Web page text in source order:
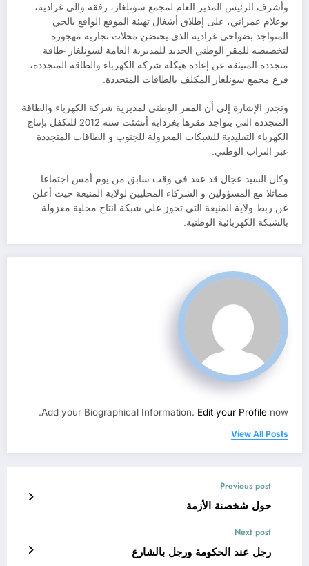
وأشرف الرئيس المدير العام لمجمع سونلغاز، رفقة والي غرادية،
بوعلام عمراني، على إطلاق أشغال تهيئة الموقع الواقع بالحي
المتواجد بضواحي غرادية الذي يحتضن محلات تجارية مهجورة
لتخصيصه للمقر الوطني الجديد للمديرية العامة لسونلغاز -طاقة
متجددة المنبثقة عن إعادة هيكلة شركة الكهرباء والطاقة المتجددة،
فرع مجمع سونلغاز المكلف بالطاقات المتجددة.
وتجدر الإشارة إلى أن المقر الوطني لمديرية شركة الكهرباء والطاقة
المتجددة التي يتواجد مقرها بغرداية أنشئت سنة 2012 للتكفل بإنتاج
الكهرباء التقليدية للشبكات المعزولة للجنوب و الطاقات المتجددة
عبر التراب الوطني.
وكان السيد عجال قد عقد في وقت سابق من يوم أمس اجتماعا
مماثلا مع المسؤولين و الشركاء المحليين لولاية المنيعة حيث أعلن
عن ربط ولاية المنيعة التي تحوز على شبكة انتاج محلية معزولة
بالشبكة الكهربائية الوطنية.
Add your Biographical Information. Edit your Profile now.
View All Posts
Previous post
حول شخصنة الأزمة
Next post
رجل عند الحكومة ورجل بالشارع